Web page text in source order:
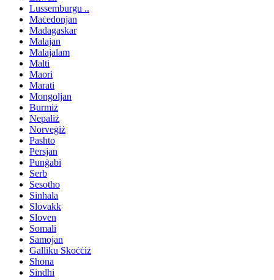
Lussemburgu ..
Maċedonjan
Madagaskar
Malajan
Malajalam
Malti
Maori
Marati
Mongoljan
Burmiż
Nepaliż
Norveġiż
Pashto
Persjan
Punġabi
Serb
Sesotho
Sinhala
Slovakk
Sloven
Somali
Samojan
Galliku Skoċċiż
Shona
Sindhi